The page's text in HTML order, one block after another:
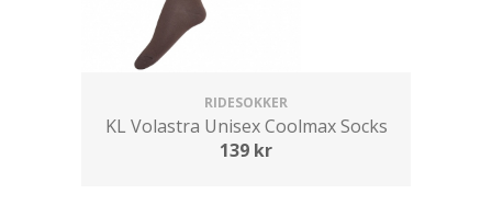
RIDESOKKER
KL Volastra Unisex Coolmax Socks
139 kr